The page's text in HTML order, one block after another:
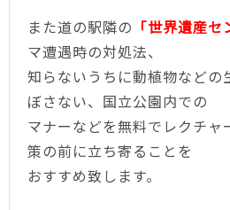
また道の駅隣の 「世界遺産セ
マ遭遇時の対処法、
知らないうちに動植物などの
ぼさない、国立公園内での
マナーなどを無料でレクチャ
策の前に立ち寄ることを
おすすめ致します。